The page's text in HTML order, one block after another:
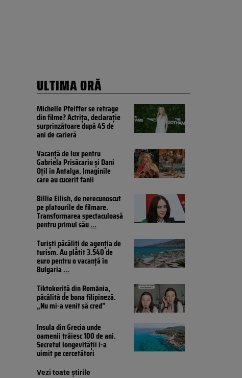
ULTIMA ORĂ
Michelle Pfeiffer se retrage
din filme? Actrița, declarație
surprinzătoare după 45 de
ani de carieră
Vacanță de lux pentru
Gabriela Prisăcariu și Dani
Oțil în Antalya. Imaginile
care au cucerit fanii
Billie Eilish, de nerecunoscut
pe platourile de filmare.
Transformarea spectaculoasă
pentru primul său...
Turiști păcăliți de agenția de
turism. Au plătit 3.540 de
euro pentru o vacanță în
Bulgaria...
Tiktokeriță din România,
păcălită de bona filipineză.
„Nu mi-a venit să cred”
Insula din Grecia unde
oamenii trăiesc 100 de ani.
Secretul longevității i-a
uimit pe cercetători
Vezi toate știrile